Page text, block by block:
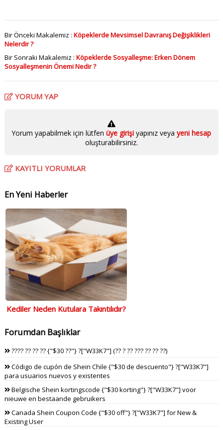
Bir Önceki Makalemiz : Köpeklerde Mevsimsel Davranış Değişiklikleri
Nelerdir ?
Bir Sonraki Makalemiz : Köpeklerde Sosyalleşme: Erken Dönem
Sosyalleşmenin Önemi Nedir ?
YORUM YAP
Yorum yapabilmek için lütfenüye girişiyapınız veya yeni hesap
oluşturabilirsiniz.
KAYITLI YORUMLAR
En Yeni Haberler
Kediler Neden Kutulara Takıntılıdır?
Forumdan Başlıklar
???? ?? ?? ?? {"$30 ??"} ?["W33K7"] (?? ? ?? ??? ?? ?? ??)
Código de cupón de Shein Chile {"$30 de descuento"} ?["W33K7"]
para usuarios nuevos y existentes
Belgische Shein kortingscode {"$30 korting"} ?["W33K7"] voor
nieuwe en bestaande gebruikers
Canada Shein Coupon Code {"$30 off"} ?["W33K7"] for New &
Existing User